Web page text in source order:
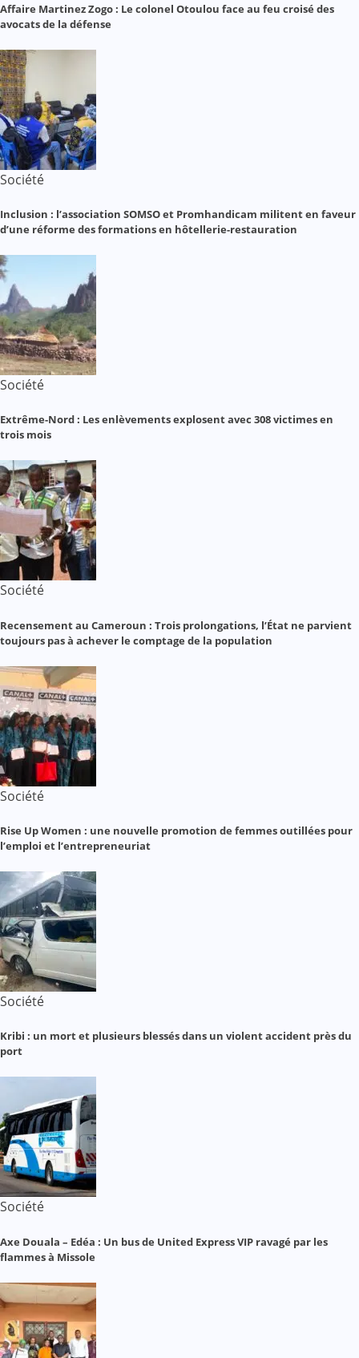
Affaire Martinez Zogo : Le colonel Otoulou face au feu croisé des
avocats de la défense
Société
Inclusion : l’association SOMSO et Promhandicam militent en faveur
d’une réforme des formations en hôtellerie-restauration
Société
Extrême-Nord : Les enlèvements explosent avec 308 victimes en
trois mois
Société
Recensement au Cameroun : Trois prolongations, l’État ne parvient
toujours pas à achever le comptage de la population
Société
Rise Up Women : une nouvelle promotion de femmes outillées pour
l’emploi et l’entrepreneuriat
Société
Kribi : un mort et plusieurs blessés dans un violent accident près du
port
Société
Axe Douala – Edéa : Un bus de United Express VIP ravagé par les
flammes à Missole